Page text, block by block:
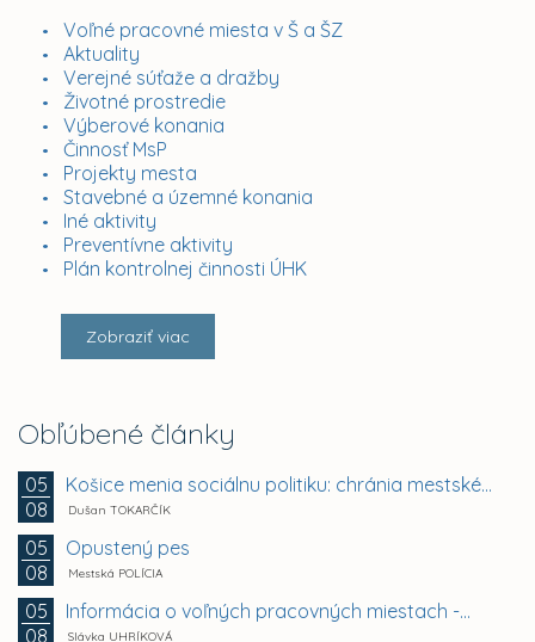
Voľné pracovné miesta v Š a ŠZ
Aktuality
Verejné súťaže a dražby
Životné prostredie
Výberové konania
Činnosť MsP
Projekty mesta
Stavebné a územné konania
Iné aktivity
Preventívne aktivity
Plán kontrolnej činnosti ÚHK
Zobraziť viac
Obľúbené články
05
08
Košice menia sociálnu politiku: chránia mestské byty...
Dušan TOKARČÍK
05
08
Opustený pes
Mestská POLÍCIA
05
08
Informácia o voľných pracovných miestach -...
Slávka UHRÍKOVÁ